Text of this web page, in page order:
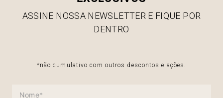
ASSINE NOSSA NEWSLETTER E FIQUE POR
DENTRO
*não cumulativo com outros descontos e ações.